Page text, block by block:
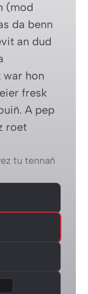
(mod
da benn
an dud
war hon
fresk
A pep
roet
tu tennañ